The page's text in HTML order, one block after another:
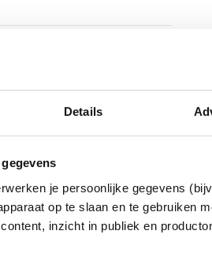
Details
je persoonlijke gegevens
op te slaan en te gebruiken
inzicht in publiek en